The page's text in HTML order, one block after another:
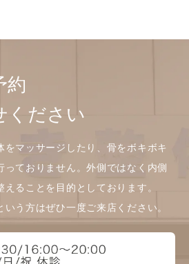
約
ください
をマッサージしたり、骨をボキボキ
っておりません。外側ではなく内側
ることを目的としております。
いう方はぜひ一度ご来店ください。